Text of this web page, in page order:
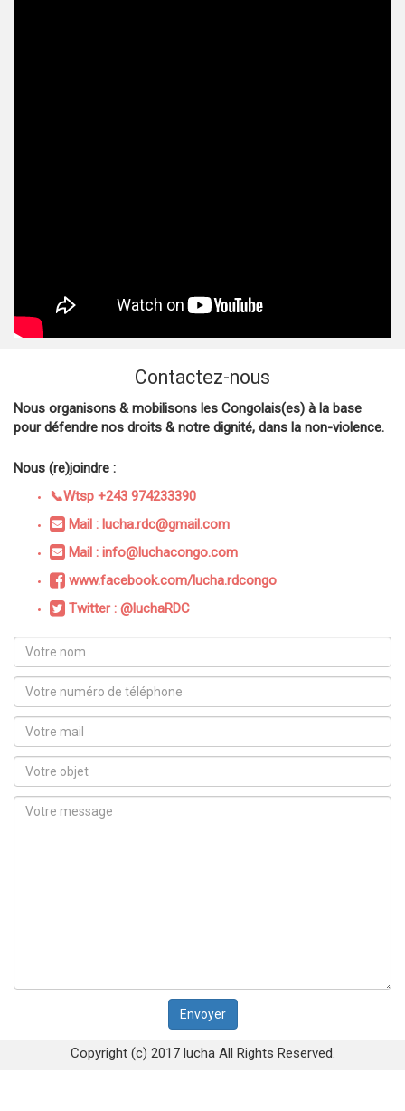
Contactez-nous
Nous organisons & mobilisons les Congolais(es) à la base
pour défendre nos droits & notre dignité, dans la non-violence.
Nous (re)joindre :
📞Wtsp +243 974233390
Mail : lucha.rdc@gmail.com
Mail : info@luchacongo.com
www.facebook.com/lucha.rdcongo
Twitter : @luchaRDC
Copyright (c) 2017 lucha All Rights Reserved.